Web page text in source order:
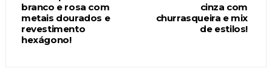
cinza com
churrasqueira e mix
de estilos!
branco e rosa com
metais dourados e
revestimento
hexágono!